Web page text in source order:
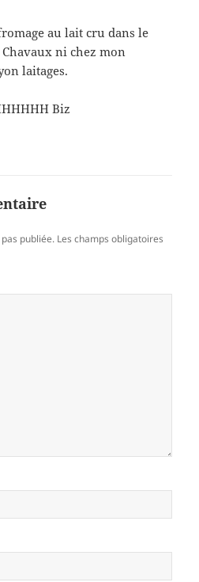
au lait cru dans le
Chavaux ni chez mon
laitages.
Biz
publiée. Les champs obligatoires